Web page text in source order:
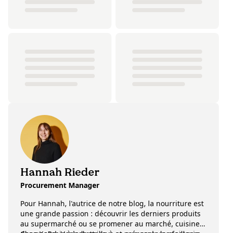
Hannah Rieder
Procurement Manager
Pour Hannah, l'autrice de notre blog, la nourriture est
une grande passion : découvrir les derniers produits
au supermarché ou se promener au marché, cuisiner